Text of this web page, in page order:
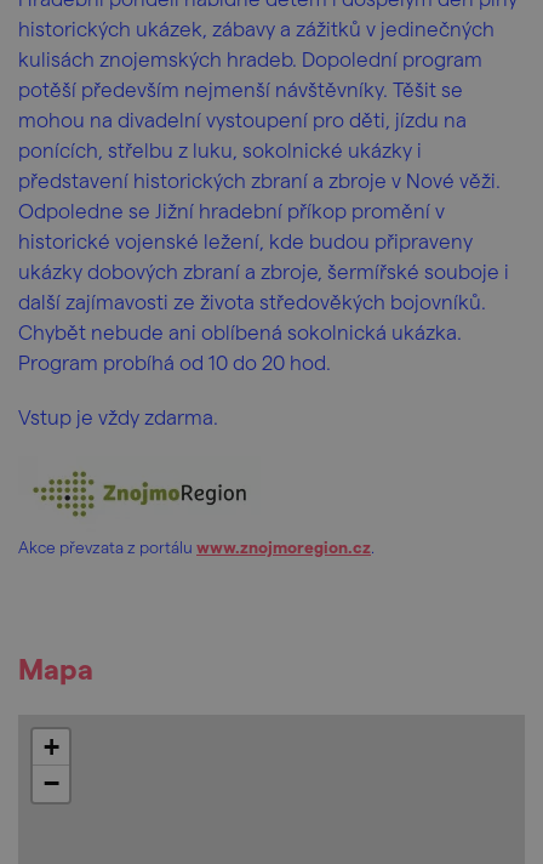
historických ukázek, zábavy a zážitků v jedinečných
kulisách znojemských hradeb. Dopolední program
potěší především nejmenší návštěvníky. Těšit se
mohou na divadelní vystoupení pro děti, jízdu na
ponících, střelbu z luku, sokolnické ukázky i
představení historických zbraní a zbroje v Nové věži.
Odpoledne se Jižní hradební příkop promění v
historické vojenské ležení, kde budou připraveny
ukázky dobových zbraní a zbroje, šermířské souboje i
další zajímavosti ze života středověkých bojovníků.
Chybět nebude ani oblíbená sokolnická ukázka.
Program probíhá od 10 do 20 hod.
Vstup je vždy zdarma.
Akce převzata z portálu www.znojmoregion.cz
Mapa
+
−